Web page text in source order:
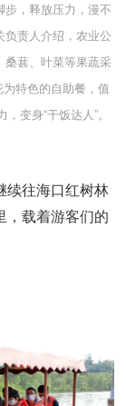
步，释放压力，漫不
负责人介绍，农业公
桑葚、叶菜等果蔬采
为特色的自助餐，值
变身“干饭达人”。
续往海口红树林
，载着游客们的